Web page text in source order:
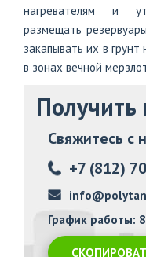
нагревателям и
размещать
закапывать их в
в зонах вечной
Получить
Свяжитесь с
+7 (812)
График работы: